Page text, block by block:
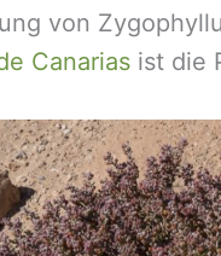
von
Canarias ist die